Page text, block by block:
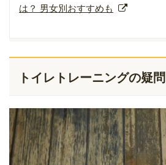
は？ 男女別おすすめも
トイレトレーニングの疑問